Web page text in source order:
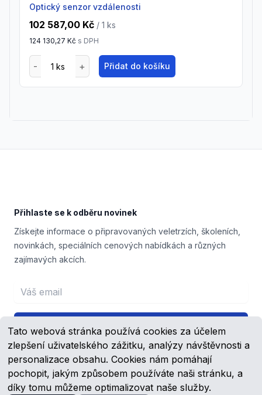
Tato webová stránka používá cookies za účelem
zlepšení uživatelského zážitku, analýzy návštěvnosti a
personalizace obsahu. Cookies nám pomáhají
pochopit, jakým způsobem používáte naši stránku, a
díky tomu můžeme optimalizovat naše služby.
Optický senzor vzdálenosti
102 587,00 Kč / 1 ks
124 130,27 Kč s DPH
Přidat do košíku
Přihlaste se k odběru novinek
Získejte informace o připravovaných veletrzích, školeních,
novinkách, speciálních cenových nabídkách a různých
zajímavých akcích.
Email address
Přihlášení
FacebookYouTube